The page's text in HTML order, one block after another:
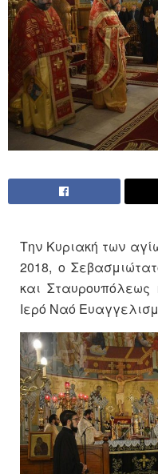
Την Κυριακή των
2018, ο
και Σταυρουπόλεως
Ιερό Ναό